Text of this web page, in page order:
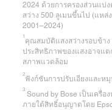
2024 ด้วยการครองส่วนแบ่
สว่าง 500 ลูเมนขึ้นไป (แหล่
2001–2024)
1
คุณสมบัติแสงสว่างรอบข้าง
ประสิทธิภาพของแสงอาจแ
สภาพแวดล้อม
2
ฟังก์ชันการปรับเอียงและห
3
Sound by Bose เป็นเครื่อ
ภายใต้สิทธิ์อนุญาตโดย